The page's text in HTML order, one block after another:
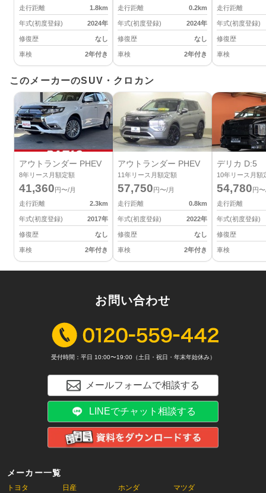
走行距離
1.8km
年式(初度登録) 2024年
修復歴 なし
車検 2年付き
走行距離
0.2km
年式(初度登録) 2024年
修復歴 なし
車検 2年付き
走行距離
年式(初度登録)
修復歴
車検
このメーカーのSUV・クロカン
アウトランダー PHEV
8年リース月額定額
41,360円〜/月
走行距離
2.3km
年式(初度登録) 2017年
修復歴 なし
車検 2年付き
アウトランダー PHEV
11年リース月額定額
57,750円〜/月
走行距離
0.8km
年式(初度登録) 2022年
修復歴 なし
車検 2年付き
デリカ D:5
10年リース月額
54,780円
走行距離
年式(初度登録)
修復歴
車検
メーカー一覧
トヨタ 日産 ホンダ
マツダ
お問い合わせ
受付時間：平日 10:00〜19:00（土日・祝日・年末年始休み）
メールフォームで相談する
LINEでチャット相談する